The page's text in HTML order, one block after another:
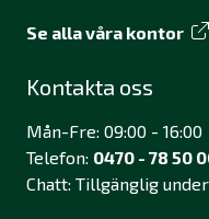
Se alla våra kontor
Kontakta oss
Mån-Fre: 09:00 - 16:00
Telefon: 0470 - 78 50
Chatt: Tillgänglig